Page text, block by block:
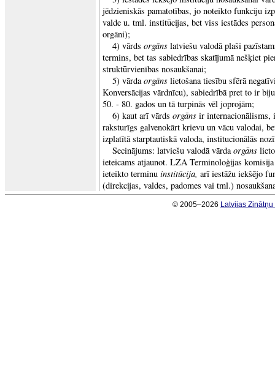
jēdzieniskās pamatotības, jo noteikto funkciju
valde u. tml. institūcijas, bet viss iestādes
orgāni);
4) vārds orgāns latviešu valodā plaši
termins, bet tas sabiedrības skatījumā nešķiet
struktūrvienības nosaukšanai;
5) vārdaorgāns lietošana tiesību sfērā
Konversācijas vārdnīcu), sabiedrībā pret to ir
50. - 80. gados un tā turpinās vēl joprojām;
6) kaut arī vārds orgāns ir internacionālisms,
raksturīgs galvenokārt krievu un vācu valodai,
izplatītā starptautiskā valoda, institucionālās
Secinājums: latviešu valodā vārdaorgāns
ieteicams atjaunot. LZA Terminoloģijas
ieteikto terminu institūcija, arī iestāžu iekšējo
(direkcijas, valdes, padomes vai tml.)
© 2005–2026 Latvijas